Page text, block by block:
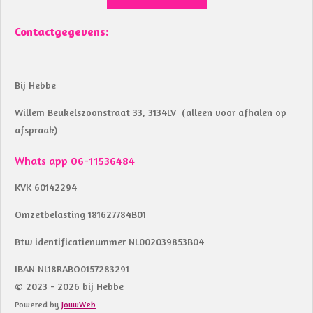
Contactgegevens:
Bij Hebbe
Willem Beukelszoonstraat 33, 3134LV (alleen voor afhalen op
afspraak)
Whats app 06-11536484
KVK 60142294
Omzetbelasting 181627784B01
Btw identificatienummer NL002039853B04
IBAN NL18RABO0157283291
© 2023 - 2026 bij Hebbe
Powered by JouwWeb